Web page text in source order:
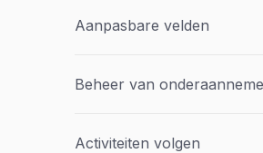
Aanpasbare velden
Beheer van
Activiteiten volgen